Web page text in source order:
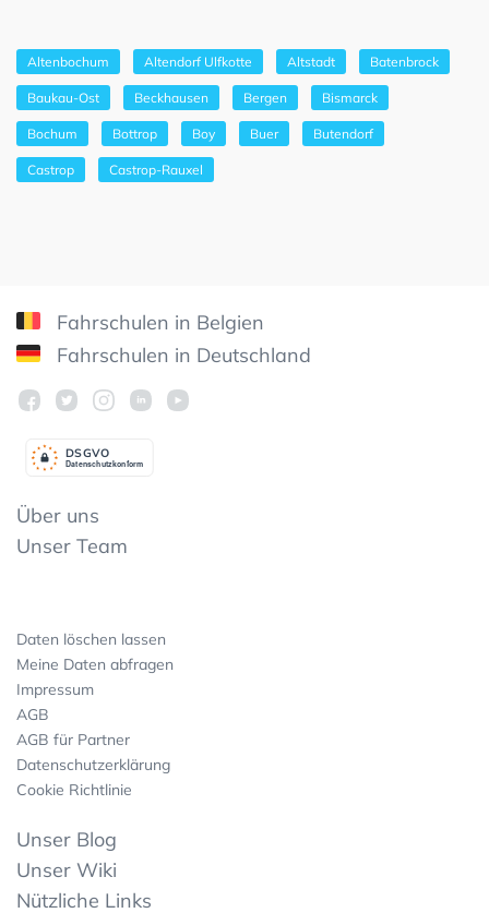
Altenbochum Altendorf Ulfkotte Altstadt Batenbrock
Baukau-Ost Beckhausen Bergen Bismarck
Bochum Bottrop Boy Buer Butendorf
Castrop Castrop-Rauxel
Fahrschulen in Belgien
Fahrschulen in Deutschland
Datenschutzkonform
DSGVO
Über uns
Unser Team
Daten löschen lassen
Meine Daten abfragen
Impressum
AGB
AGB für Partner
Datenschutzerklärung
Cookie Richtlinie
Unser Blog
Unser Wiki
Nützliche Links